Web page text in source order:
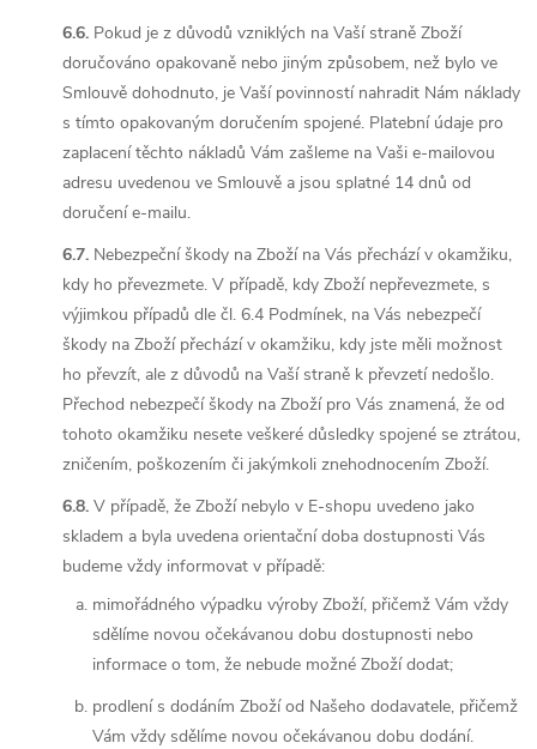
6.6. Pokud je z důvodů vzniklých na Vaší straně Zboží
doručováno opakovaně nebo jiným způsobem, než bylo ve
Smlouvě dohodnuto, je Vaší povinností nahradit Nám náklady
s tímto opakovaným doručením spojené. Platební údaje pro
zaplacení těchto nákladů Vám zašleme na Vaši e-mailovou
adresu uvedenou ve Smlouvě a jsou splatné 14 dnů od
doručení e-mailu.
6.7. Nebezpeční škody na Zboží na Vás přechází v okamžiku,
kdy ho převezmete. V případě, kdy Zboží nepřevezmete, s
výjimkou případů dle čl. 6.4 Podmínek, na Vás nebezpečí
škody na Zboží přechází v okamžiku, kdy jste měli možnost
ho převzít, ale z důvodů na Vaší straně k převzetí nedošlo.
Přechod nebezpečí škody na Zboží pro Vás znamená, že od
tohoto okamžiku nesete veškeré důsledky spojené se ztrátou,
zničením, poškozením či jakýmkoli znehodnocením Zboží.
6.8. V případě, že Zboží nebylo v E-shopu uvedeno jako
skladem a byla uvedena orientační doba dostupnosti Vás
budeme vždy informovat v případě:
mimořádného výpadku výroby Zboží, přičemž Vám vždy
sdělíme novou očekávanou dobu dostupnosti nebo
informace o tom, že nebude možné Zboží dodat;
prodlení s dodáním Zboží od Našeho dodavatele, přičemž
Vám vždy sdělíme novou očekávanou dobu dodání.